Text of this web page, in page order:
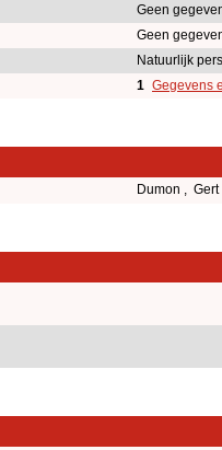
Geen
Geen
Natuurlijk
1 Gegevens
Dumon , Gert